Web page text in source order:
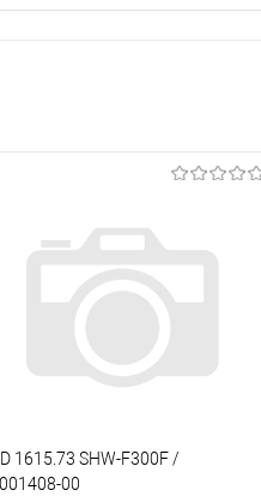
1615.73 SHW-F300F /
00